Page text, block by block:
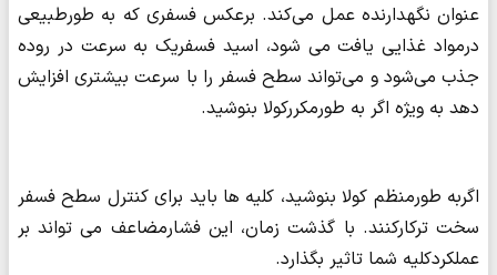
عنوان نگهدارنده عمل می‌کند. برعکس فسفری که به طورطبیعی
درمواد غذایی یافت می شود، اسید فسفریک به سرعت در روده
جذب می‌شود و می‌تواند سطح فسفر را با سرعت بیشتری افزایش
دهد به ویژه اگر به طورمکررکولا بنوشید.
اگربه طورمنظم کولا بنوشید، کلیه ها باید برای کنترل سطح فسفر
سخت ترکارکنند. با گذشت زمان، این فشارمضاعف می تواند بر
عملکردکلیه شما تاثیر بگذارد.